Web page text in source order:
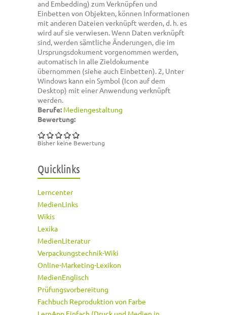
and Embedding) zum Verknüpfen und
Einbetten von Objekten, können Informationen
mit anderen Dateien verknüpft werden, d. h. es
wird auf sie verwiesen. Wenn Daten verknüpft
sind, werden sämtliche Änderungen, die im
Ursprungsdokument vorgenommen werden,
automatisch in alle Zieldokumente
übernommen (siehe auch Einbetten). 2, Unter
Windows kann ein Symbol (Icon auf dem
Desktop) mit einer Anwendung verknüpft
werden.
Berufe: Mediengestaltung
Bewertung:
Bisher keine Bewertung
Quicklinks
Lerncenter
MedienLinks
Wikis
Lexika
MedienLiteratur
Verpackungstechnik-Wiki
Online-Marketing-Lexikon
MedienEnglisch
Prüfungsvorbereitung
Fachbuch Reproduktion von Farbe